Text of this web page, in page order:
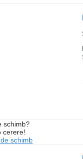
schimb?
cerere!
schimb